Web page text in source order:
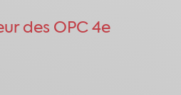
des OPC 4e